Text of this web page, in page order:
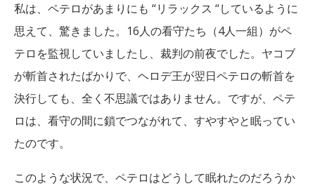
私は、ペテロがあまりにも “リラックス “しているように
思えて、驚きました。16人の看守たち（4人一組）がペ
テロを監視していましたし、裁判の前夜でした。ヤコブ
が斬首されたばかりで、ヘロデ王が翌日ペテロの斬首を
決行しても、全く不思議ではありません。ですが、ペテ
ロは、看守の間に鎖でつながれて、すやすやと眠ってい
たのです。
このような状況で、ペテロはどうして眠れたのだろうか